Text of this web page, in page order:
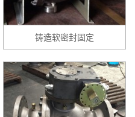
铸造软密封固定